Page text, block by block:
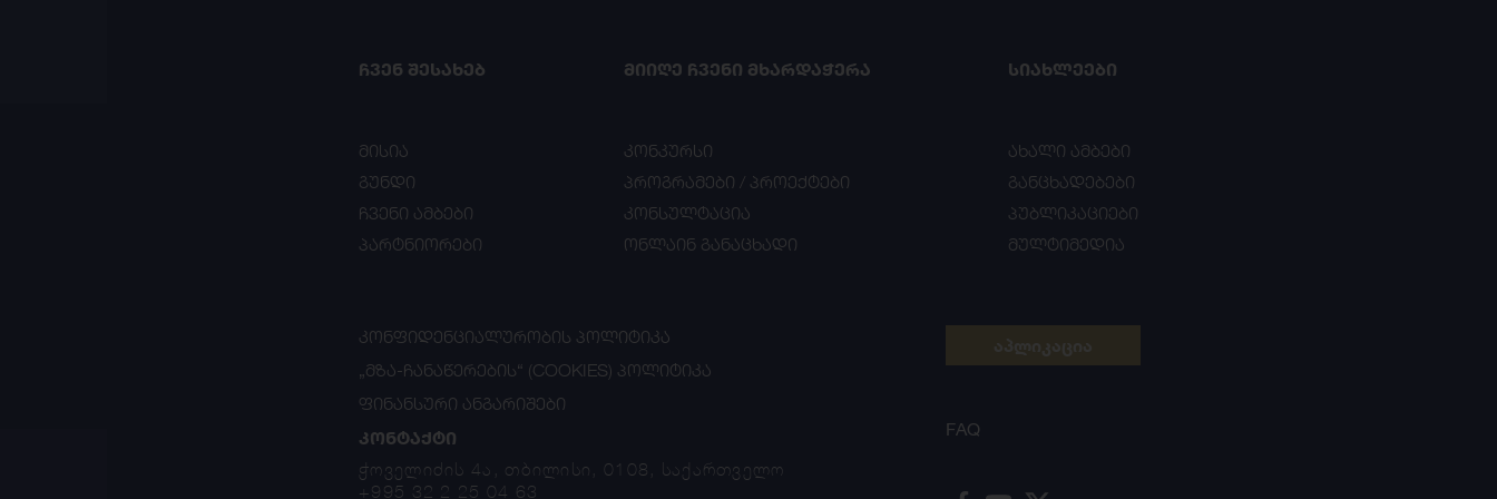
ᲩᲕᲔᲜ ᲨᲔᲡᲐᲮᲔᲑ
მისია
გუნდი
ჩვენი ამბები
პარტნიორები
ᲛᲘᲘᲦᲔ ᲩᲕᲔᲜᲘ ᲛᲮᲐᲠᲓᲐᲭᲔᲠᲐ
კონკურსი
პროგრამები / პროექტები
კონსულტაცია
ონლაინ განაცხადი
ᲡᲘᲐᲮᲚᲔᲔᲑᲘ
ახალი ამბები
განცხადებები
პუბლიკაციები
მულტიმედია
ᲙᲝᲜᲤᲘᲓᲔᲜᲪᲘᲐᲚᲣᲠᲝᲑᲘᲡ ᲞᲝᲚᲘᲢᲘᲙᲐ
„ᲛᲖᲐ-ᲩᲐᲜᲐᲬᲔᲠᲔᲑᲘᲡ“ (COOKIES) ᲞᲝᲚᲘᲢᲘᲙᲐ
ᲤᲘᲜᲐᲜᲡᲣᲠᲘ ᲐᲜᲒᲐᲠᲘᲨᲔᲑᲘ
ᲙᲝᲜᲢᲐᲥᲢᲘ
ჭოველიძის 4ა, თბილისი, 0108, საქართველო
+995 32 2 25 04 63
FAQ